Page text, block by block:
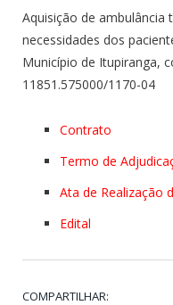
Aquisição de ambulância
necessidades dos
Município de Itupiranga,
11851.575000/1170-04
Contrato
Termo de
Ata de Realização
Edital
COMPARTILHAR: